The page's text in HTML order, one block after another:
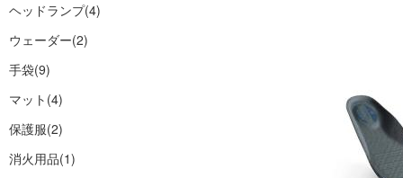
ヘッドランプ(4)
ウェーダー(2)
手袋(9)
マット (4)
保護服(2)
消火用品(1)